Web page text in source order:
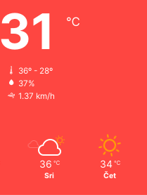
31 ℃
36º - 28º
37%
1.37 km/h
36 ℃
Sri
34 ℃
Čet